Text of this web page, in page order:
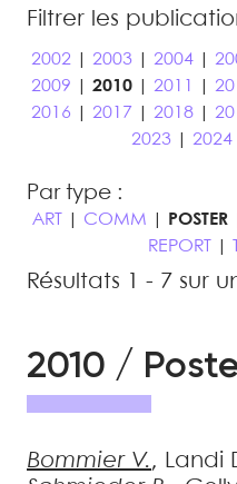
Filtrer les
2002| 2003| 2004|
2009
2010| 2011
2016
2017 2018|
2023| 2024
Par type :
ART COMM POSTER
REPORT
Résultats 1 - 7 sur
2010 /
Bommier V., Landi